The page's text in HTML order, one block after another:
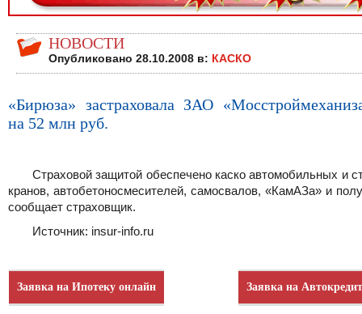
НОВОСТИ
Опубликовано 28.10.2008 в: КАСКО
«Бирюза» застраховала ЗАО
на 52 млн руб.
Страховой защитой обеспечено каско автомобильных и
кранов, автобетоносмесителей, самосвалов, «КамАЗа» и
сообщает страховщик.
Источник: insur-info.ru
Заявка на Ипотеку онлайн Заявка на